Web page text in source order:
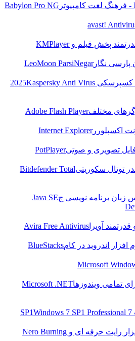
Babylon Pro NG
avast!
قدرتمند پخش فیلم وKMPlayer
نگارLeoMoon ParsiNegar
2025
Kaspersky Anti Virus
مختلفAdobe Flash Player
اکسپلوررInternet Explorer
تصویری و صوتیPotPlayer
توتال سکوریتیBitdefender Total
زبان برنامه نویسی جJava SE
آویرا Avira Free Antivirus
اندروید در کامBlueStacks
تمامی ویندوزهاMicrosoft .NET
Windows 7 SP1 Professional
Nero Burning